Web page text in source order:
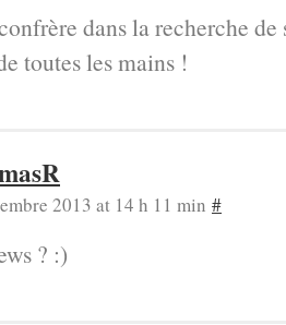
dans la recherche de
toutes les mains !
2013 at 14 h 11 min #
? :)